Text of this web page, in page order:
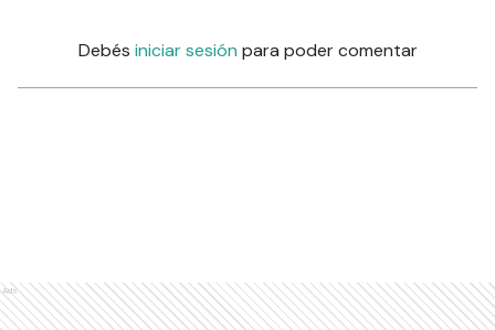
Debés iniciar sesión para poder comentar
Ads